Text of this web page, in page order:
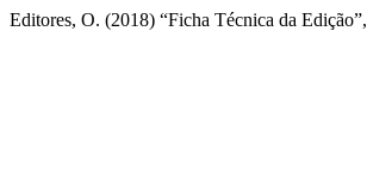
Editores, O. (2018) “Ficha Técnica da Edição”,